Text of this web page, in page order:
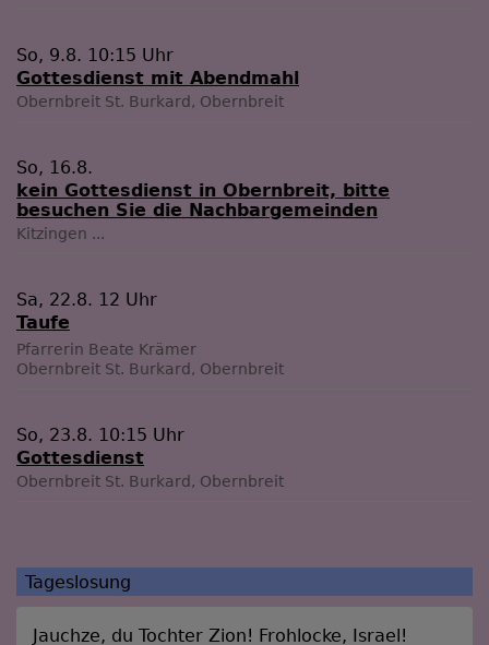
So, 9.8. 10:15 Uhr
Gottesdienst mit Abendmahl
Obernbreit St. Burkard, Obernbreit
So, 16.8.
kein Gottesdienst in Obernbreit, bitte
besuchen Sie die Nachbargemeinden
Kitzingen ...
Sa, 22.8. 12 Uhr
Taufe
Pfarrerin Beate Krämer
Obernbreit St. Burkard, Obernbreit
So, 23.8. 10:15 Uhr
Gottesdienst
Obernbreit St. Burkard, Obernbreit
Tageslosung
Jauchze, du Tochter Zion! Frohlocke, Israel!